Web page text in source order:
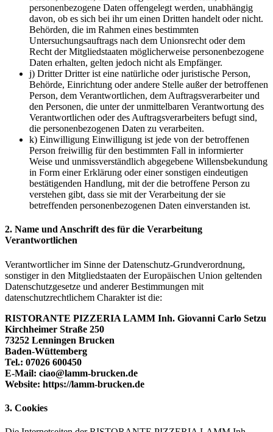
personenbezogene Daten offengelegt werden, unabhängig
davon, ob es sich bei ihr um einen Dritten handelt oder nicht.
Behörden, die im Rahmen eines bestimmten
Untersuchungsauftrags nach dem Unionsrecht oder dem
Recht der Mitgliedstaaten möglicherweise personenbezogene
Daten erhalten, gelten jedoch nicht als Empfänger.
j) Dritter Dritter ist eine natürliche oder juristische Person,
Behörde, Einrichtung oder andere Stelle außer der betroffenen
Person, dem Verantwortlichen, dem Auftragsverarbeiter und
den Personen, die unter der unmittelbaren Verantwortung des
Verantwortlichen oder des Auftragsverarbeiters befugt sind,
die personenbezogenen Daten zu verarbeiten.
k) Einwilligung Einwilligung ist jede von der betroffenen
Person freiwillig für den bestimmten Fall in informierter
Weise und unmissverständlich abgegebene Willensbekundung
in Form einer Erklärung oder einer sonstigen eindeutigen
bestätigenden Handlung, mit der die betroffene Person zu
verstehen gibt, dass sie mit der Verarbeitung der sie
betreffenden personenbezogenen Daten einverstanden ist.
2. Name und Anschrift des für die Verarbeitung
Verantwortlichen
Verantwortlicher im Sinne der Datenschutz-Grundverordnung,
sonstiger in den Mitgliedstaaten der Europäischen Union geltenden
Datenschutzgesetze und anderer Bestimmungen mit
datenschutzrechtlichem Charakter ist die:
RISTORANTE PIZZERIA LAMM Inh. Giovanni Carlo Setzu
Kirchheimer Straße 250
73252 Lenningen Brucken
Baden-Wüttemberg
Tel.: 07026 600450
E-Mail: ciao@lamm-brucken.de
Website: https://lamm-brucken.de
3. Cookies